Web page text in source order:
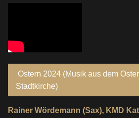
Ostern 2024 (Musik aus dem
Stadtkirche)
Rainer Wördemann (Sax), KMD